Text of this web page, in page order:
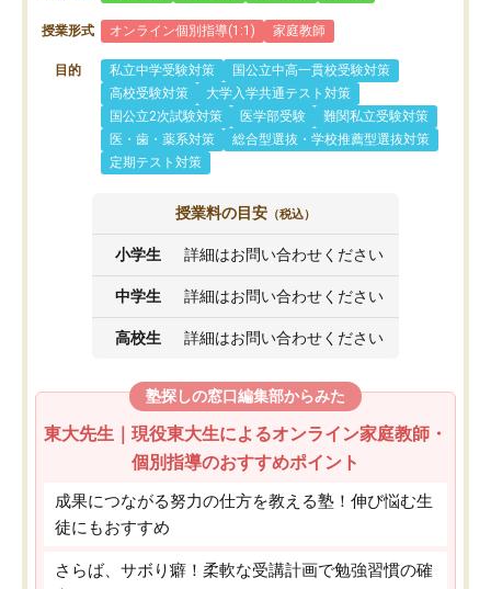
授業形式 オンライン個別指導(1:1) 家庭教師
目的 私立中学受験対策
国公立中高一貫校受験対策
高校受験対策
大学入学共通テスト対策
国公立2次試験対策
医学部受験
難関私立受験対策
医・歯・薬系対策
総合型選抜・学校推薦型選抜対策
定期テスト対策
授業料の目安 （税込）
小学生 詳細はお問い合わせください
中学生 詳細はお問い合わせください
高校生 詳細はお問い合わせください
塾探しの窓口編集部からみた
東大先生｜現役東大生によるオンライン家庭教師・
個別指導のおすすめポイント
成果につながる努力の仕方を教える塾！伸び悩む生
徒にもおすすめ
さらば、サボり癖！柔軟な受講計画で勉強習慣の確